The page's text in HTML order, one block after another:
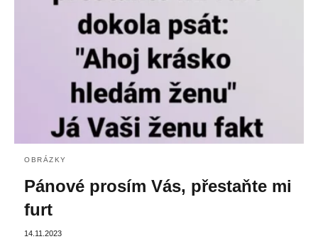
OBRÁZKY
Pánové prosím Vás, přestaňte mi
furt
14.11.2023